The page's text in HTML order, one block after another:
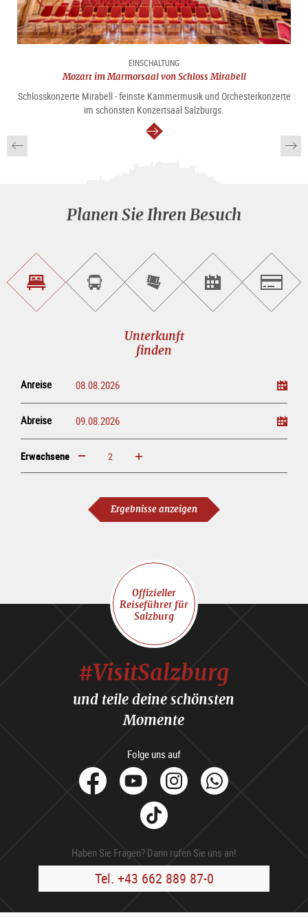
EINSCHALTUNG
Mozart im Marmorsaal von Schloss Mirabell
Schlosskonzerte Mirabell - feinste Kammermusik und Orchesterkonzerte
im schönsten Konzertsaal Salzburgs.
weiter
Planen Sie Ihren Besuch
Unterkunft<br>findenSightseeing<br>Tour
buchen
Tickets
online<br>kaufen
Events<br>finden
Unterkunft
finden
Anreise
Abreise
Erwachsene erhöhen verringern
Ergebnisse anzeigen
Offizieller
Reiseführer für
Salzburg
#VisitSalzburg
und teile deine schönsten
Momente
Folge uns auf
facebook
YoutubeInstagram
Tik
Tok
Haben Sie Fragen? Dann rufen Sie uns an!
Tel. +43 662 889 87-0